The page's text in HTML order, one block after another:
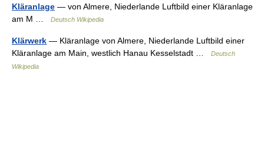
Kläranlage — von Almere, Niederlande Luftbild einer Kläranlage
am M …
Deutsch Wikipedia
Klärwerk — Kläranlage von Almere, Niederlande Luftbild einer
Kläranlage am Main, westlich Hanau Kesselstadt …
Deutsch
Wikipedia